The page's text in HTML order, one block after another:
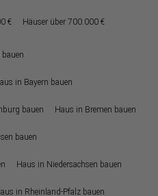
€ Häuser über 700.000 €
in Bayern bauen
bauen Haus in Bremen bauen
bauen
Haus in Niedersachsen bauen
in Rheinland-Pfalz bauen